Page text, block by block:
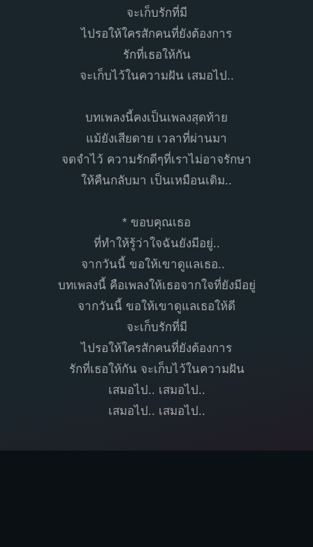
จะเก็บรักที่มี
ไปรอให้ใครสักคนที่ยังต้องการ
รักที่เธอให้กัน
จะเก็บไว้ในความฝัน เสมอไป..
บทเพลงนี้คงเป็นเพลงสุดท้าย
แม้ยังเสียดาย เวลาที่ผ่านมา
จดจำไว้ ความรักดีๆที่เราไม่อาจรักษา
ให้คืนกลับมา เป็นเหมือนเดิม..
* ขอบคุณเธอ
ที่ทำให้รู้ว่าใจฉันยังมีอยู่..
จากวันนี้ ขอให้เขาดูแลเธอ..
บทเพลงนี้ คือเพลงให้เธอจากใจที่ยังมีอยู่
จากวันนี้ ขอให้เขาดูแลเธอให้ดี
จะเก็บรักที่มี
ไปรอให้ใครสักคนที่ยังต้องการ
รักที่เธอให้กัน จะเก็บไว้ในความฝัน
เสมอไป.. เสมอไป..
เสมอไป.. เสมอไป..